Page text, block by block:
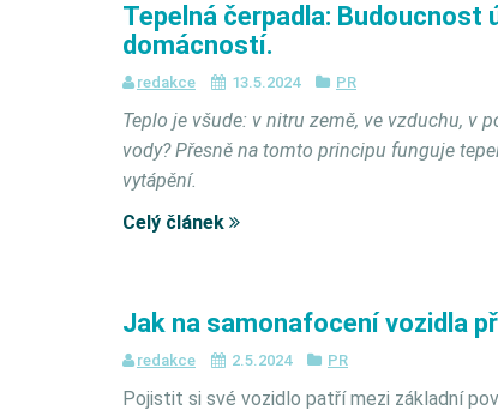
Tepelná čerpadla:
domácností.
redakce 13.5.2024 PR
Teplo je všude: v nitru země, ve vzduchu, v
vody? Přesně na tomto principu funguje
vytápění.
Celý článek
Jak na samonafocení vozidla
redakce 2.5.2024 PR
Pojistit si své vozidlo patří mezi základní